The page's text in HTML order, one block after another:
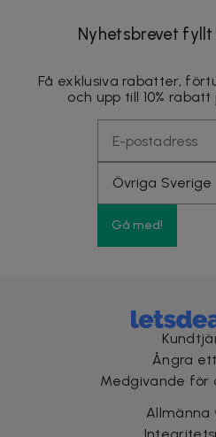
Nyhetsbrevet
Få exklusiva rabatter,
och upp till 10%
Gå med!
Ångra
Medgivande för
Allmänna